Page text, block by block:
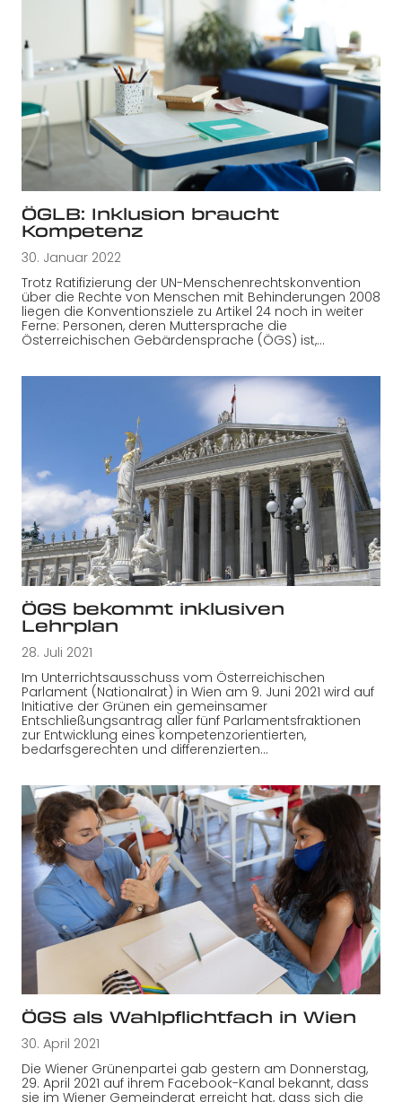
ÖGLB: Inklusion braucht
Kompetenz
30. Januar 2022
Trotz Ratifizierung der UN-Menschenrechtskonvention
über die Rechte von Menschen mit Behinderungen 2008
liegen die Konventionsziele zu Artikel 24 noch in weiter
Ferne: Personen, deren Muttersprache die
Österreichischen Gebärdensprache (ÖGS) ist,…
ÖGS bekommt inklusiven
Lehrplan
28. Juli 2021
Im Unterrichtsausschuss vom Österreichischen
Parlament (Nationalrat) in Wien am 9. Juni 2021 wird auf
Initiative der Grünen ein gemeinsamer
Entschließungsantrag aller fünf Parlamentsfraktionen
zur Entwicklung eines kompetenzorientierten,
bedarfsgerechten und differenzierten…
ÖGS als Wahlpflichtfach in Wien
30. April 2021
Die Wiener Grünenpartei gab gestern am Donnerstag,
29. April 2021 auf ihrem Facebook-Kanal bekannt, dass
sie im Wiener Gemeinderat erreicht hat, dass sich die